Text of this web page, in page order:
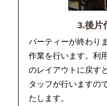
3.後片
パーティーが終わり
作業を行います。利
のレイアウトに戻す
タッフが行いますの
たします。